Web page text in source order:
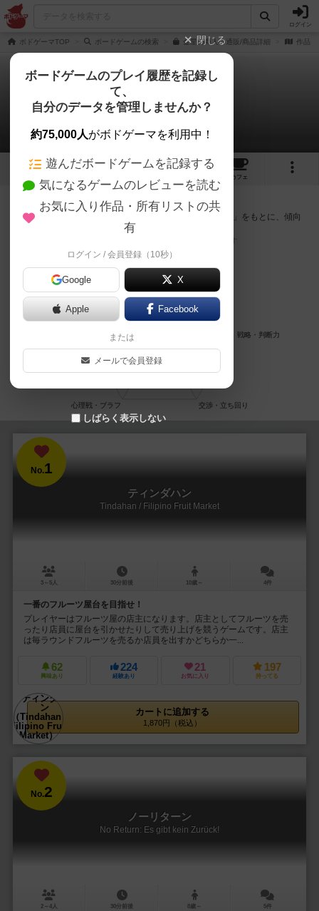
ログイン
ボドゲーマTOP ボードゲームの検索 金星の商人の通販/商品詳細 作品デ
金星の商人
次のおすすめボードゲーム
3 4
カフェ
『金星の商人』が好きな方へのおすすめ
このゲームのトップページで投票された「プレイ感の評価」をもとに、傾向
が近いボードゲームをランキング形式で紹介します。
No.1
ティンダハン
Tindahan / Filipino Fruit Market
3～5人 30分前後 10歳～ 4件
一番のフルーツ屋台を目指せ！
プレイヤーはフルーツ屋の店主になります。店主としてフルーツを売
ったり店員に屋台を引かせたりして売り上げを競うゲームです。店主
は毎ラウンドフルーツを売るか店員を出すかどちらか一...
62
興味あり
224
経験あり
21
お気に入り
197
持ってる
カートに追加する
1,870円（税込）
No.2
ノーリターン
No Return: Es gibt kein Zurück!
2～4人 30分前後 8歳～ 5件
閉じる
ボードゲームのプレイ履歴を記録し
て、
自分のデータを管理しませんか？
約75,000人がボドゲーマを利用中！
遊んだボードゲームを記録する
気になるゲームのレビューを読む
お気に入り作品・所有リストの共
有
ログイン / 会員登録（10秒）
Google X
Apple Facebook
または
メールで会員登録
しばらく表示しない